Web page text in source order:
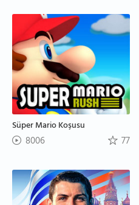
Süper Mario Koşusu
8006 77